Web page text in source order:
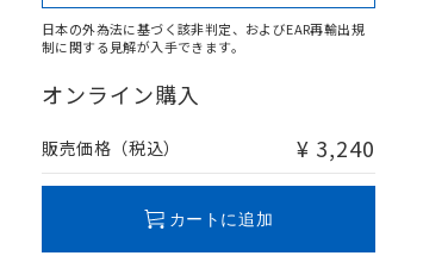
日本の外為法に基づく該非判定、およびEAR再輸出規
制に関する見解が入手できます。
オンライン購入
販売価格（税込） ¥ 3,240
カートに追加